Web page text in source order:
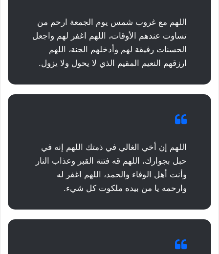
اللهم مع غروب شمس يوم الجمعة ارحم من
تساوت عندهم الأوقات، اللهم اغفر لهم واجعل
الحسنات رفيقة لهم وأدخلهم الجنة، اللهم
ارزقهم النعيم المقيم الذي لا يحول ولا يزول.
اللهم إن أخي الغالي في ذمتك اللهم إنه في
حبل بجوارك، اللهم قه فتنة القبر وعذاب النار
وأنت أهل الوفاء والحمد، اللهم اغفر له
وارحمه يا من بيده ملكوت كل شيء.